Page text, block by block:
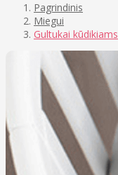
Pagrindinis
Miegui
Gultukai kūdikiams